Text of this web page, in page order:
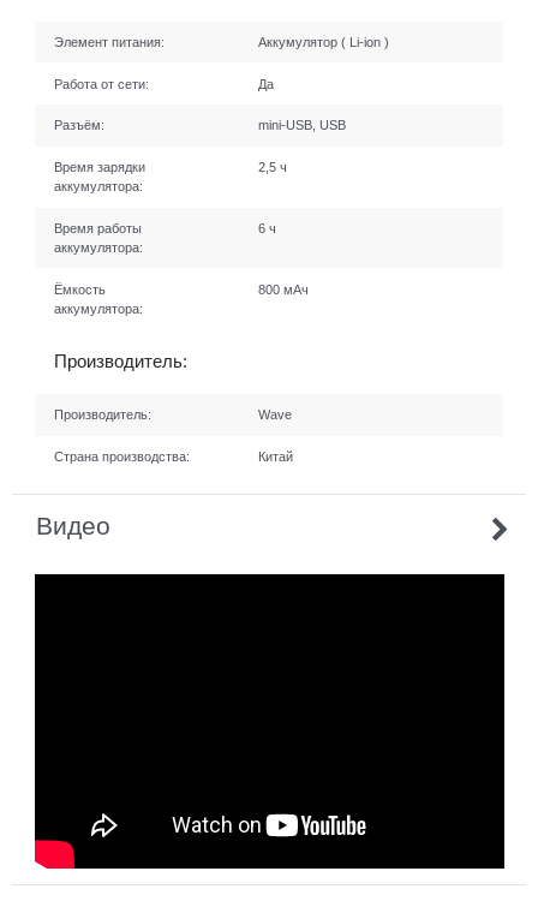
Элемент питания: Аккумулятор ( Li-ion )
Работа от сети: Да
Разъём: mini-USB, USB
Время зарядки
аккумулятора:
2,5 ч
Время работы
аккумулятора:
6 ч
Ёмкость
аккумулятора:
800 мАч
Производитель:
Производитель: Wave
Страна производства: Китай
Видео